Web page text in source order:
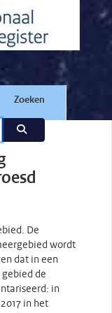
Zoeken
De
wordt
dat in een
gebied de
in
in het